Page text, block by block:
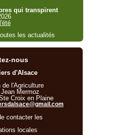
qui transpirent
les actualités
nous
d'Alsace
de l'Agriculture
Mermoz
Croix en Plaine
contacter les
locales